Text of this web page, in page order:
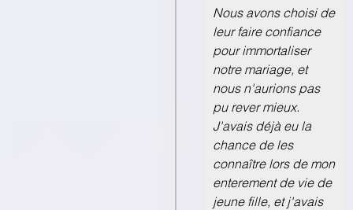
Nous avons choisi de
leur faire confiance
pour immortaliser
notre mariage, et
nous n'aurions pas
pu rever mieux.
J'avais déjà eu la
chance de les
connaître lors de mon
enterement de vie de
jeune fille, et j'avais